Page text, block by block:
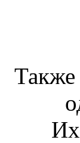
Также